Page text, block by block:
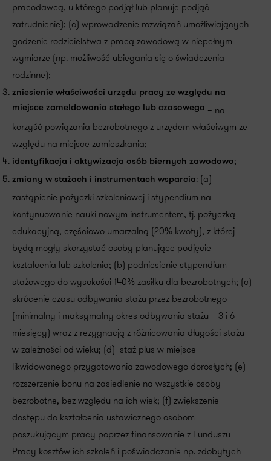
pracodawcą, u którego podjął lub planuje podjąć
zatrudnienie); (c) wprowadzenie rozwiązań umożliwiających
godzenie rodzicielstwa z pracą zawodową w niepełnym
wymiarze (np. możliwość ubiegania się o świadczenia
rodzinne);
zniesienie właściwości urzędu pracy ze względu na
miejsce zameldowania stałego lub czasowego – na
korzyść powiązania bezrobotnego z urzędem właściwym ze
względu na miejsce zamieszkania;
identyfikacja i aktywizacja osób biernych zawodowo;
zmiany w stażach i instrumentach wsparcia: (a)
zastąpienie pożyczki szkoleniowej i stypendium na
kontynuowanie nauki nowym instrumentem, tj. pożyczką
edukacyjną, częściowo umarzalną (20% kwoty), z której
będą mogły skorzystać osoby planujące podjęcie
kształcenia lub szkolenia; (b) podniesienie stypendium
stażowego do wysokości 140% zasiłku dla bezrobotnych; (c)
skrócenie czasu odbywania stażu przez bezrobotnego
(minimalny i maksymalny okres odbywania stażu – 3 i 6
miesięcy) wraz z rezygnacją z różnicowania długości stażu
w zależności od wieku; (d) staż plus w miejsce
likwidowanego przygotowania zawodowego dorosłych; (e)
rozszerzenie bonu na zasiedlenie na wszystkie osoby
bezrobotne, bez względu na ich wiek; (f) zwiększenie
dostępu do kształcenia ustawicznego osobom
poszukującym pracy poprzez finansowanie z Funduszu
Pracy kosztów ich szkoleń i poświadczanie np. zdobytych